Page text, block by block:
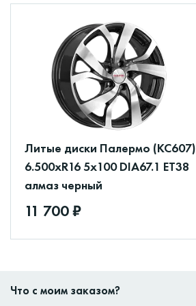
Литые диски Палермо (КС607)
6.500xR16 5x100 DIA67.1 ET38
алмаз черный
11 700 ₽
Что с моим заказом?